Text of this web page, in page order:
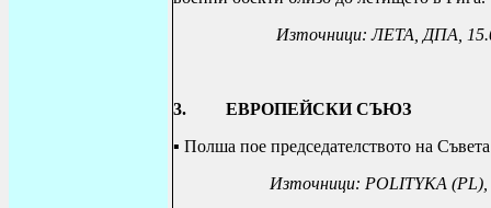
Източници: ЛЕТА, ДПА,
3. ЕВРОПЕЙСКИ СЪЮЗ
▪ Полша пое председателството на
Източници: POLITYKA (PL),